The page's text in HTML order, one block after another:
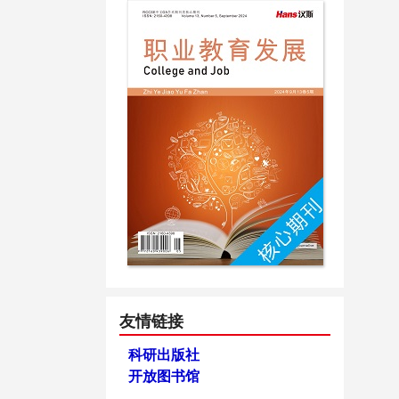
友情链接
科研出版社
开放图书馆